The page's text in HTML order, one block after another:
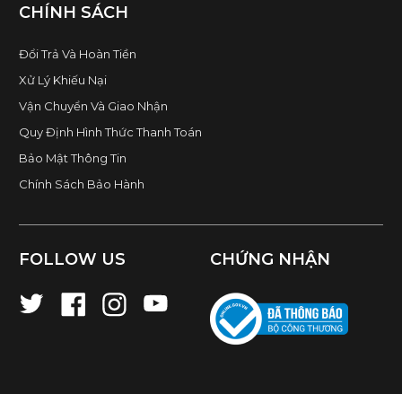
CHÍNH SÁCH
Đổi Trả Và Hoàn Tiền
Xử Lý Khiếu Nại
Vận Chuyển Và Giao Nhận
Quy Định Hình Thức Thanh Toán
Bảo Mật Thông Tin
Chính Sách Bảo Hành
FOLLOW US CHỨNG NHẬN